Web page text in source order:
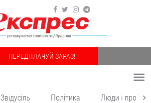
ПЕРЕДПЛАЧУЙ ЗАРАЗ!
Звідусіль Політика Люди і